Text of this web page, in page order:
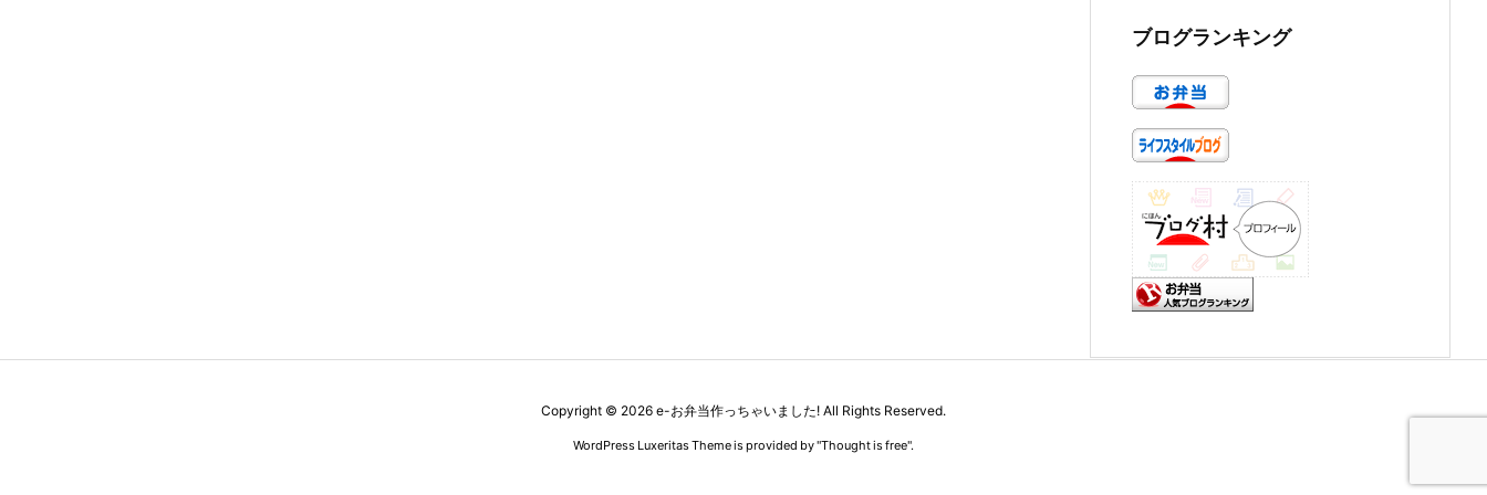
ブログランキング
Copyright © 2026 e-お弁当作っちゃいました! All Rights Reserved.
WordPress Luxeritas Theme is provided by "Thought is free".